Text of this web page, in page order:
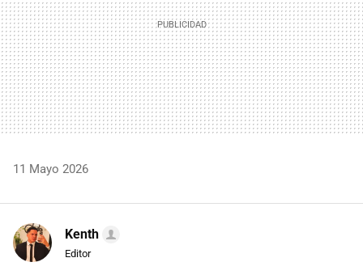
11 Mayo 2026
Kenth
Editor